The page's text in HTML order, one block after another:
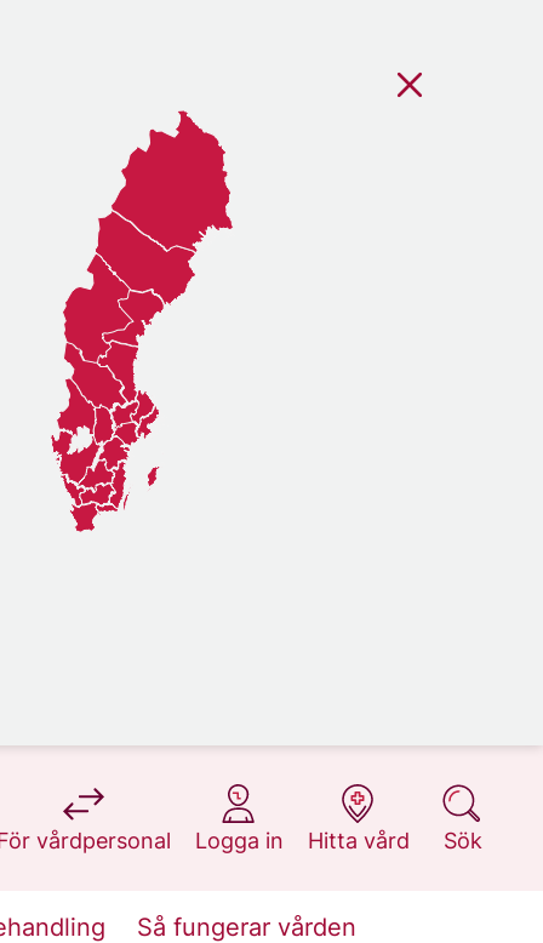
vårdpersonal
på 1177.se
Logga in
på 1177.se
Hitta vård
på 1177.se
Sök
på 1177.se
Så fungerar vården